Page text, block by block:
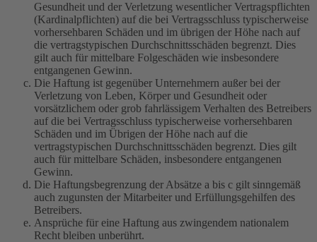
Gesundheit und der Verletzung wesentlicher Vertragspflichten
(Kardinalpflichten) auf die bei Vertragsschluss typischerweise
vorhersehbaren Schäden und im übrigen der Höhe nach auf
die vertragstypischen Durchschnittsschäden begrenzt. Dies
gilt auch für mittelbare Folgeschäden wie insbesondere
entgangenen Gewinn.
Die Haftung ist gegenüber Unternehmern außer bei der
Verletzung von Leben, Körper und Gesundheit oder
vorsätzlichem oder grob fahrlässigem Verhalten des Betreibers
auf die bei Vertragsschluss typischerweise vorhersehbaren
Schäden und im Übrigen der Höhe nach auf die
vertragstypischen Durchschnittsschäden begrenzt. Dies gilt
auch für mittelbare Schäden, insbesondere entgangenen
Gewinn.
Die Haftungsbegrenzung der Absätze a bis c gilt sinngemäß
auch zugunsten der Mitarbeiter und Erfüllungsgehilfen des
Betreibers.
Ansprüche für eine Haftung aus zwingendem nationalem
Recht bleiben unberührt.